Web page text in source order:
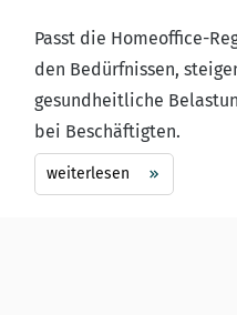
Passt die Homeoffice-
den Bedürfnissen,
gesundheitliche
bei Beschäftigten.
weiterlesen